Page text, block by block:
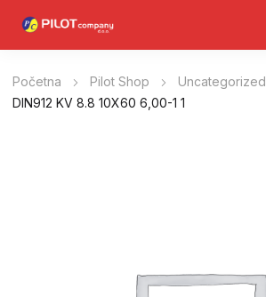
Početna Pilot Shop Uncategorized
DIN912 KV 8.8 10X60 6,00-1 1